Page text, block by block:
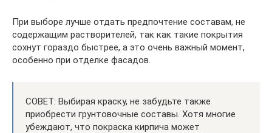
При выборе лучше отдать предпочтение составам, не
содержащим растворителей, так как такие покрытия
сохнут гораздо быстрее, а это очень важный момент,
особенно при отделке фасадов.
СОВЕТ: Выбирая краску, не забудьте также
приобрести грунтовочные составы. Хотя многие
убеждают, что покраска кирпича может